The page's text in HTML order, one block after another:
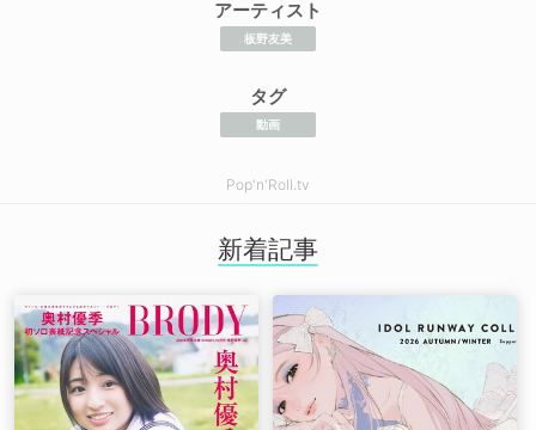
アーティスト
板野友美
タグ
動画
Pop'n'Roll.tv
新着記事